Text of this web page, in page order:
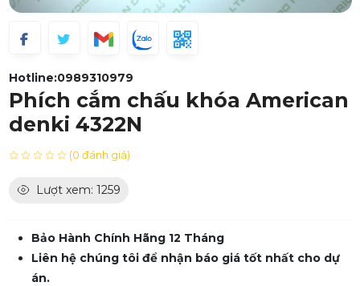
Hotline:0989310979
Phích cắm chấu khóa American
denki 4322N
(0 đánh giá)
Lượt xem: 1259
Bảo Hành Chính Hãng 12 Tháng
Liên hệ chúng tôi để nhận báo giá tốt nhất cho dự
án.